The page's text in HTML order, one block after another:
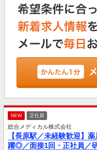
NEW 正社員
総合メディカル株式会社
【長原駅／未経験歓迎】
躍◎／面接1回・正社員／